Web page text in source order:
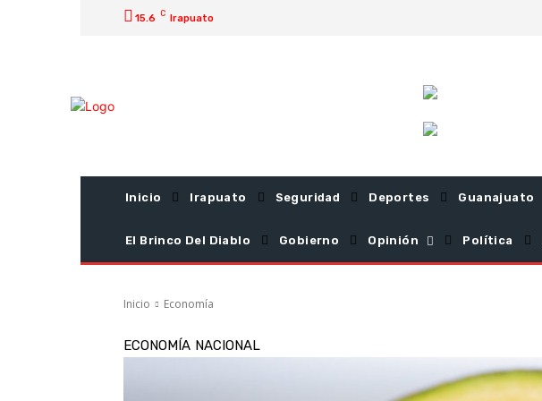
15.6 C Irapuato
Inicio Irapuato Seguridad Deportes Guanajuato
El Brinco Del Diablo Gobierno Opinión Política
Inicio Economía
ECONOMÍA NACIONAL